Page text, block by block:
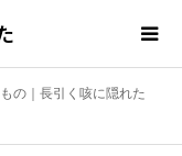
の｜長引く咳に隠れた